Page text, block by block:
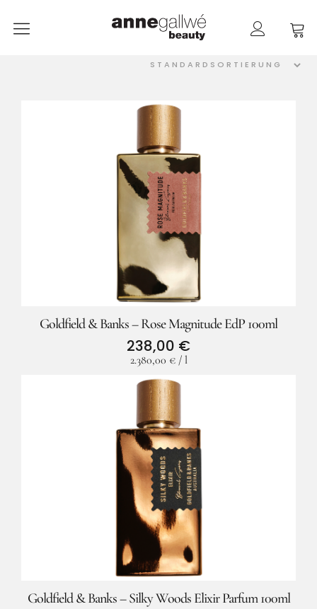
Home
Shop
Düfte
Pflege
Raumdüfte
weitere Marken im Ladenlokal
Marken
Kontakt
FacebookInstagram
Goldfield & Banks – Rose Magnitude EdP 100ml
238,00 €
2.380,00 €/ l
Goldfield & Banks – Silky Woods Elixir Parfum 100ml